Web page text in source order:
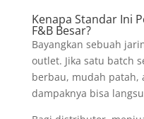
Kenapa Standar Ini
F&B Besar?
Bayangkan sebuah
outlet. Jika satu batch
berbau, mudah
dampaknya bisa